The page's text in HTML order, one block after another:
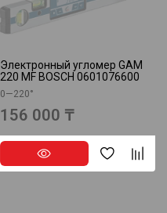
Электронный угломер GAM
220 MF BOSCH 0601076600
0—220°
156 000 ₸